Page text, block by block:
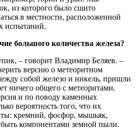
из которого было сшито
в местности, расположенной
испытаний.
большого количества железа?
– говорит Владимир Беляев. –
версию о метеоритном
собой железо и никель, пришли
ничего общего с метеоритами.
и по поводу каменных
вероятность того, что их
кремний, фосфор, мышьяк,
компонентами земной пыли.